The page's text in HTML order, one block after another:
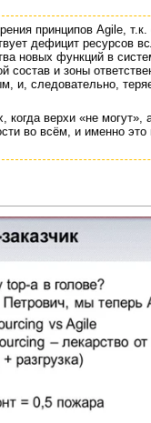
принципов Agile,
дефицит ресурсов
новых функций в
состав и зоны
и, следовательно,
верхи «не
во всём, и именно